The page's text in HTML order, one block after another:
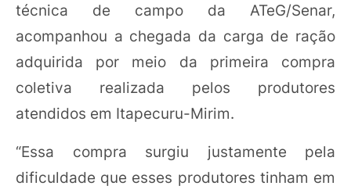
técnica de campo da ATeG/Senar,
acompanhou a chegada da carga de ração
adquirida por meio da primeira compra
coletiva realizada pelos produtores
atendidos em Itapecuru-Mirim.
“Essa compra surgiu justamente pela
dificuldade que esses produtores tinham em